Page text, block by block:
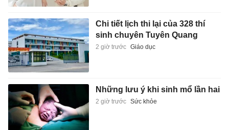
Chi tiết lịch thi lại của 328 thí
sinh chuyên Tuyên Quang
2 giờ trước Giáo dục
Những lưu ý khi sinh mổ lần hai
2 giờ trước Sức khỏe